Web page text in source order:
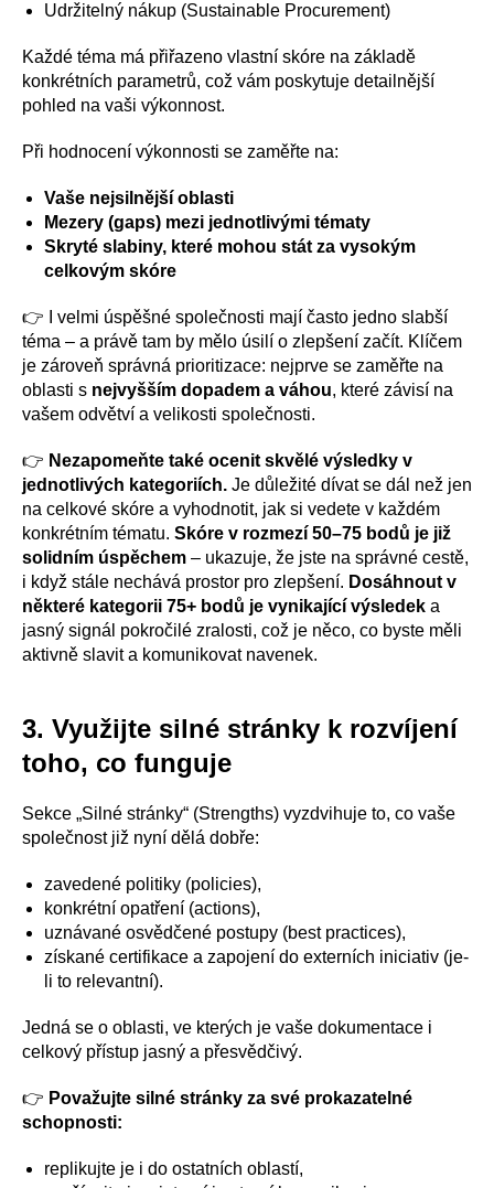
Udržitelný nákup (Sustainable Procurement)
Každé téma má přiřazeno vlastní skóre na základě
konkrétních parametrů, což vám poskytuje detailnější
pohled na vaši výkonnost.
Při hodnocení výkonnosti se zaměřte na:
Vaše nejsilnější oblasti
Mezery (gaps) mezi jednotlivými tématy
Skryté slabiny, které mohou stát za vysokým
celkovým skóre
👉 I velmi úspěšné společnosti mají často jedno slabší
téma – a právě tam by mělo úsilí o zlepšení začít. Klíčem
je zároveň správná prioritizace: nejprve se zaměřte na
oblasti s nejvyšším dopadem a váhou, které závisí na
vašem odvětví a velikosti společnosti.
👉 Nezapomeňte také ocenit skvělé výsledky v
jednotlivých kategoriích. Je důležité dívat se dál než jen
na celkové skóre a vyhodnotit, jak si vedete v každém
konkrétním tématu. Skóre v rozmezí 50–75 bodů je již
solidním úspěchem – ukazuje, že jste na správné cestě,
i když stále nechává prostor pro zlepšení. Dosáhnout v
některé kategorii 75+ bodů je vynikající výsledek a
jasný signál pokročilé zralosti, což je něco, co byste měli
aktivně slavit a komunikovat navenek.
3. Využijte silné stránky k rozvíjení
toho, co funguje
Sekce „Silné stránky“ (Strengths) vyzdvihuje to, co vaše
společnost již nyní dělá dobře:
zavedené politiky (policies),
konkrétní opatření (actions),
uznávané osvědčené postupy (best practices),
získané certifikace a zapojení do externích iniciativ (je-
li to relevantní).
Jedná se o oblasti, ve kterých je vaše dokumentace i
celkový přístup jasný a přesvědčivý.
👉 Považujte silné stránky za své prokazatelné
schopnosti:
replikujte je i do ostatních oblastí,